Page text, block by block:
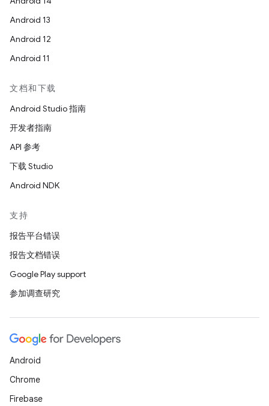
Android 13
Android 12
Android 11
文档和下载
Android Studio 指南
开发者指南
API 参考
下载 Studio
Android NDK
支持
报告平台错误
报告文档错误
Google Play support
参加调查研究
Android
Chrome
Firebase